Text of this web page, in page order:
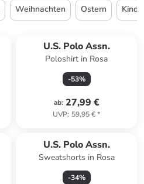
Weihnachten Ostern
U.S. Polo Assn.
Poloshirt in Rosa
-53%
ab: 27,99 €
UVP: 59,95 €*
U.S. Polo Assn.
Sweatshorts in Rosa
-34%